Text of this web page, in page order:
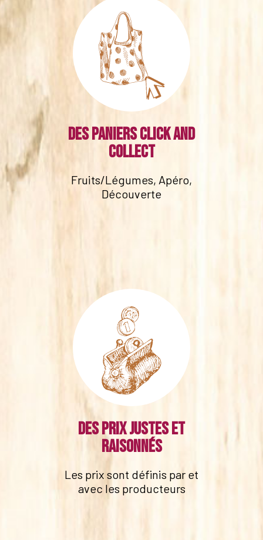
Des paniers click and
collect
Fruits/Légumes, Apéro,
Découverte
Des prix justes et
raisonnés
Les prix sont définis par et
avec les producteurs